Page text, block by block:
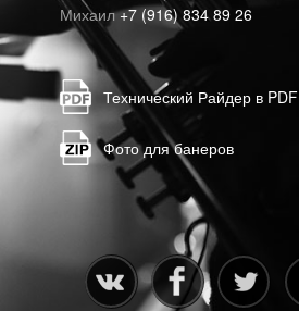
Михаил+7 (916) 834 89 26
Технический Райдер в PDF
Фото для банеров